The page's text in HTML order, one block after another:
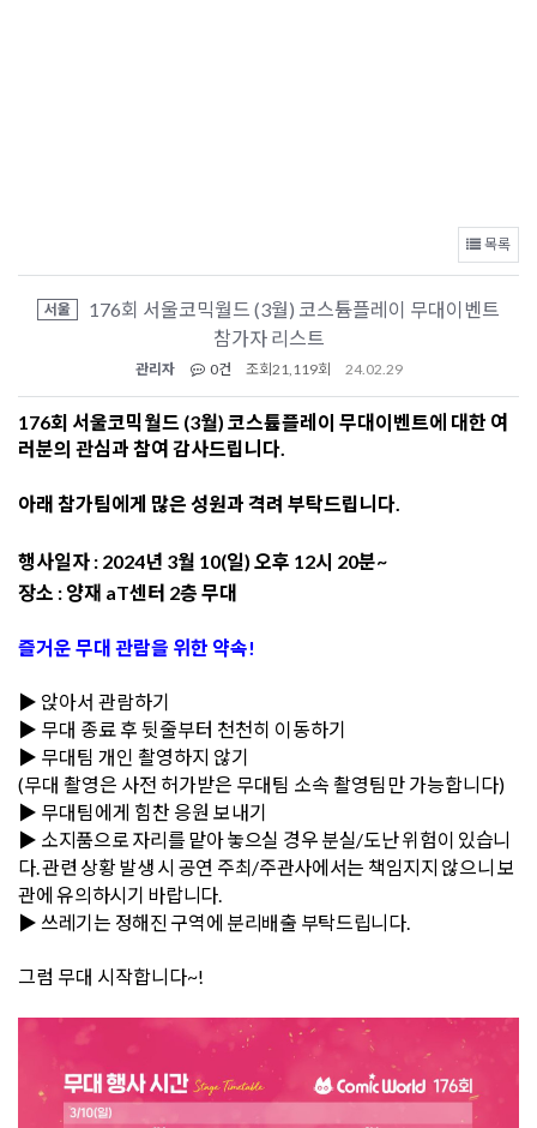
목록
서울
176회 서울코믹월드 (3월) 코스튬플레이 무대이벤트
참가자 리스트
관리자 0건 조회 21,119회 24.02.29
176회 서울코믹월드 (3월) 코스튬플레이 무대이벤트에 대한 여
러분의 관심과 참여 감사드립니다.
아래 참가팀에게 많은 성원과 격려 부탁드립니다.
행사일자 : 2024년 3월 10(일) 오후 12시 20분~
장소 : 양재 aT센터 2층 무대
즐거운 무대 관람을 위한 약속!
▶ 앉아서 관람하기
▶ 무대 종료 후 뒷줄부터 천천히 이동하기
▶ 무대팀 개인 촬영하지 않기
(무대 촬영은 사전 허가받은 무대팀 소속 촬영팀만 가능합니다)
▶ 무대팀에게 힘찬 응원 보내기
▶ 소지품으로 자리를 맡아 놓으실 경우 분실/도난 위험이 있습니
다. 관련 상황 발생 시 공연 주최/주관사에서는 책임지지 않으니 보
관에 유의하시기 바랍니다.
▶ 쓰레기는 정해진 구역에 분리배출 부탁드립니다.
그럼 무대 시작합니다~!